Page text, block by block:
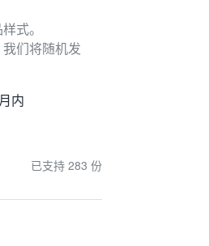
式。
们将随机发
内
已支持 283 份